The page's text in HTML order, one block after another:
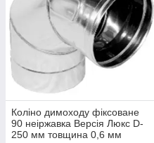
Коліно димоходу фіксоване
90 неіржавка Версія Люкс D-
250 мм товщина 0,6 мм